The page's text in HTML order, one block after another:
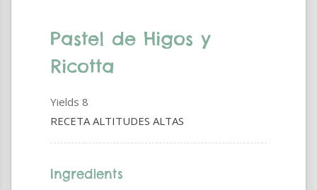
Pastel de Higos y
Ricotta
Yields 8
RECETA ALTITUDES ALTAS
Ingredients